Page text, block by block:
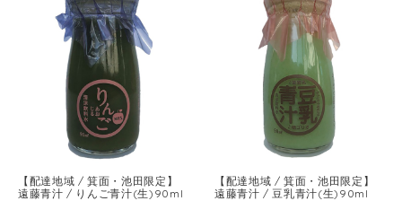
【配達地域 / 箕面・池田限定】
遠藤青汁 / りんご青汁(生)90ml
【配達地域 / 箕面・池田限定】
遠藤青汁 / 豆乳青汁(生)90ml